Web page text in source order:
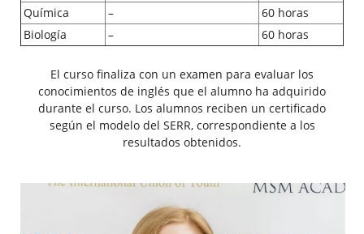
Química
–
60 horas
Biología
– 60 horas
El curso finaliza con un examen para evaluar los
conocimientos de inglés que el alumno ha adquirido
durante el curso. Los alumnos reciben un certificado
según el modelo del SERR, correspondiente a los
resultados obtenidos.